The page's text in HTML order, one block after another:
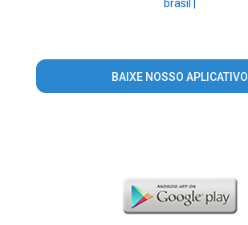
brasil |
BAIXE NOSSO APLICATIVO